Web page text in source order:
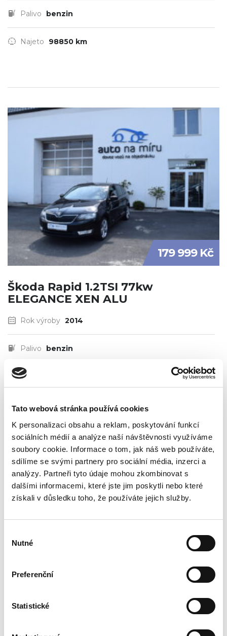
Tato webová stránka používá cookies
K personalizaci obsahu a reklam, poskytování funkcí
sociálních médií a analýze naší návštěvnosti využíváme
soubory cookie. Informace o tom, jak náš web používáte,
sdílíme se svými partnery pro sociální média, inzerci a
analýzy. Partneři tyto údaje mohou zkombinovat s
dalšími informacemi, které jste jim poskytli nebo které
získali v důsledku toho, že používáte jejich služby.
souhlasu
Nutné
Preferenční
Statistické
Palivo benzin
Najeto 98850 km
179 999 Kč
Škoda Rapid 1.2TSI 77kw
ELEGANCE XEN ALU
Rok výroby 2014
Palivo benzin
Najeto
274 999 Kč